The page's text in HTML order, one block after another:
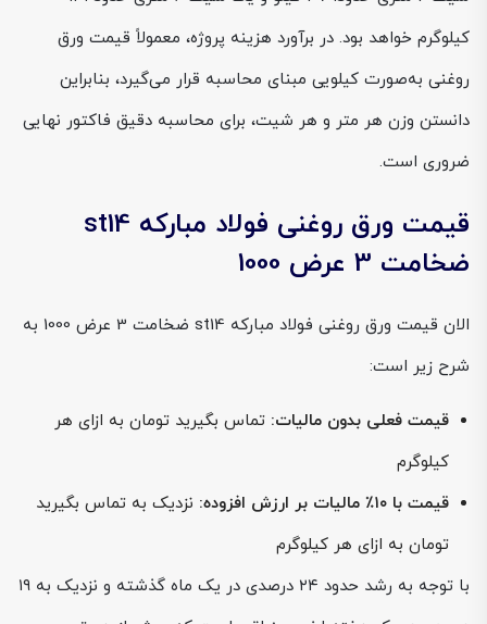
کیلوگرم خواهد بود. در برآورد هزینه پروژه، معمولاً قیمت ورق
روغنی به‌صورت کیلویی مبنای محاسبه قرار می‌گیرد، بنابراین
دانستن وزن هر متر و هر شیت، برای محاسبه دقیق فاکتور نهایی
ضروری است.
قیمت ورق روغنی فولاد مبارکه st14
ضخامت 3 عرض 1000
الان قیمت ورق روغنی فولاد مبارکه st14 ضخامت 3 عرض 1000 به
شرح زیر است:
قیمت فعلی بدون مالیات: تماس بگیرید تومان به ازای هر
کیلوگرم
قیمت با ۱۰٪ مالیات بر ارزش افزوده:
نزدیک به تماس بگیرید
تومان به ازای هر کیلوگرم
با توجه به رشد حدود ۲۴ درصدی در یک ماه گذشته و نزدیک به ۱۹